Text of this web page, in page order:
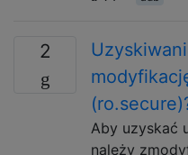
2
Aby uzyskać
należy